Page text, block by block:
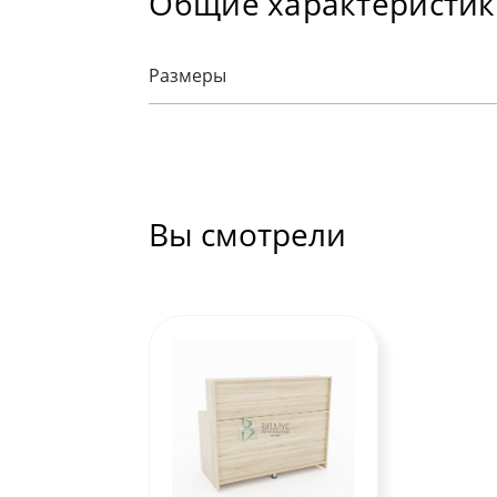
Размеры
Вы смотрели